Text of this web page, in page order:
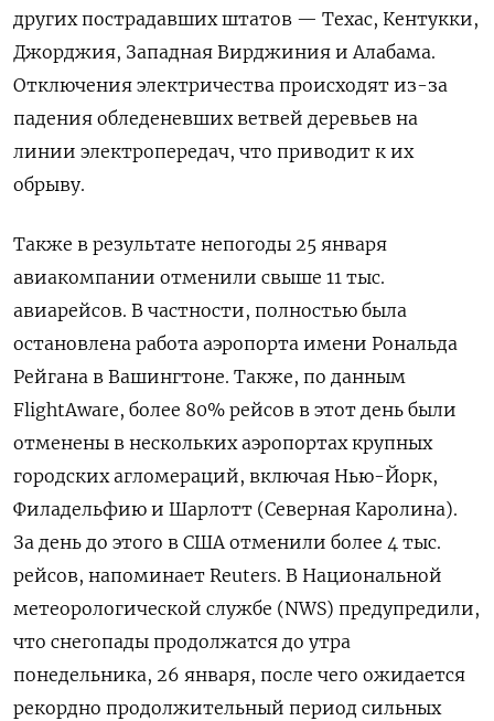
других пострадавших штатов — Техас, Кентукки,
Джорджия, Западная Вирджиния и Алабама.
Отключения электричества происходят из-за
падения обледеневших ветвей деревьев на
линии электропередач, что приводит к их
обрыву.
Также в результате непогоды 25 января
авиакомпании отменили свыше 11 тыс.
авиарейсов. В частности, полностью была
остановлена работа аэропорта имени Рональда
Рейгана в Вашингтоне. Также, по данным
FlightAware, более 80% рейсов в этот день были
отменены в нескольких аэропортах крупных
городских агломераций, включая Нью-Йорк,
Филадельфию и Шарлотт (Северная Каролина).
За день до этого в США отменили более 4 тыс.
рейсов, напоминает Reuters. В Национальной
метеорологической службе (NWS) предупредили,
что снегопады продолжатся до утра
понедельника, 26 января, после чего ожидается
рекордно продолжительный период сильных